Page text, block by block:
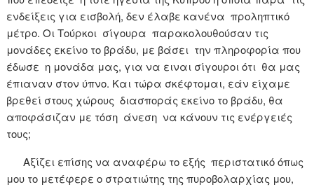
ενδείξεις για εισβολή, δεν έλαβε κανένα προληπτικό
μέτρο. Οι Τούρκοι σίγουρα παρακολουθούσαν τις
μονάδες εκείνο το βράδυ, με βάσει την πληροφορία που
έδωσε η μονάδα μας, για να ειναι σίγουροι ότι θα μας
έπιαναν στον ύπνο. Και τώρα σκέφτομαι, εάν είχαμε
βρεθεί στους χώρους διασποράς εκείνο το βράδυ, θα
αποφάσιζαν με τόση άνεση να κάνουν τις ενέργειές
τους;
Αξίζει επίσης να αναφέρω το εξής περιστατικό όπως
μου το μετέφερε ο στρατιώτης της πυροβολαρχίας μου,